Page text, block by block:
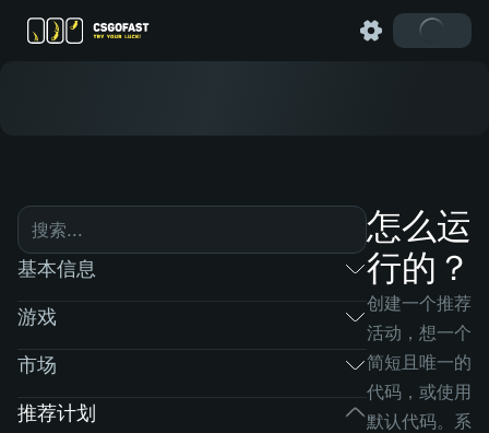
基本信息
游戏
市场
推荐计划
怎么运
行的？
创建一个推荐
活动，想一个
简短且唯一的
代码，或使用
默认代码。系